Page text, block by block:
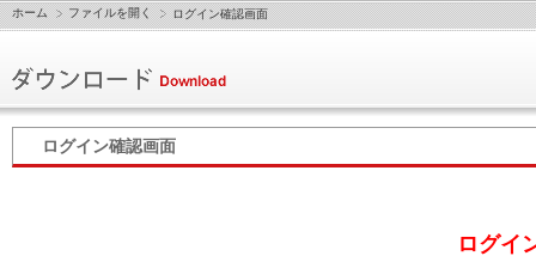
ホーム ファイルを開く ログイン確認画面
ログイン確認画面
ログイ